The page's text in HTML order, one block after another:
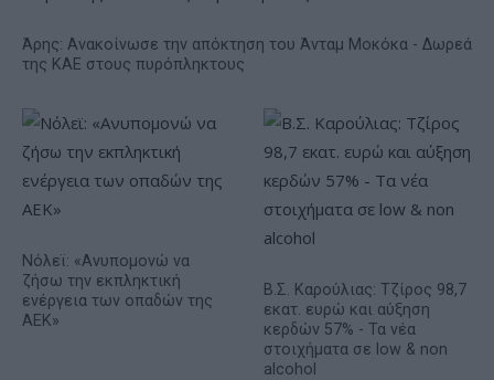
Άρης: Ανακοίνωσε την απόκτηση του Άνταμ Μοκόκα - Δωρεά
της ΚΑΕ στους πυρόπληκτους
Νόλεϊ: «Ανυπομονώ να
ζήσω την εκπληκτική
ενέργεια των οπαδών της
ΑΕΚ»
Β.Σ. Καρούλιας: Τζίρος 98,7
εκατ. ευρώ και αύξηση
κερδών 57% - Τα νέα
στοιχήματα σε low & non
alcohol